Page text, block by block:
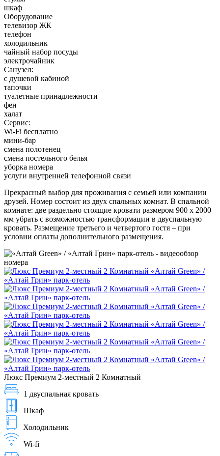
шкаф
Оборудование
телевизор ЖК
телефон
холодильник
чайный набор посуды
электрочайник
Санузел:
с душевой кабиной
тапочки
туалетные принадлежности
фен
халат
Сервис:
Wi-Fi бесплатно
мини-бар
смена полотенец
смена постельного белья
уборка номера
услуги внутренней телефонной связи
Прекрасный выбор для проживания с семьей или компании
друзей. Номер состоит из двух спальных комнат. В спальной
комнате: две раздельно стоящие кровати размером 900 х 2000
мм убрать с возможностью трансформации в двуспальную
кровать. Размещение третьего и четвертого гостя – при
условии оплаты дополнительного размещения.
Люкс Премиум 2-местный 2 Комнатный
1 двуспальная кровать
Шкаф
Холодильник
Wi-fi